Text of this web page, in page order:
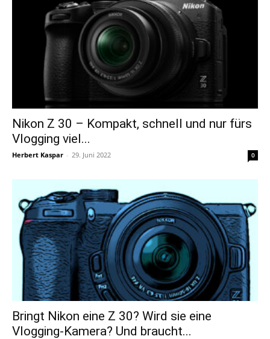
Nikon Z 30 – Kompakt, schnell und nur fürs
Vlogging viel...
Herbert Kaspar - 29. Juni 2022 0
Bringt Nikon eine Z 30? Wird sie eine
Vlogging-Kamera? Und braucht...